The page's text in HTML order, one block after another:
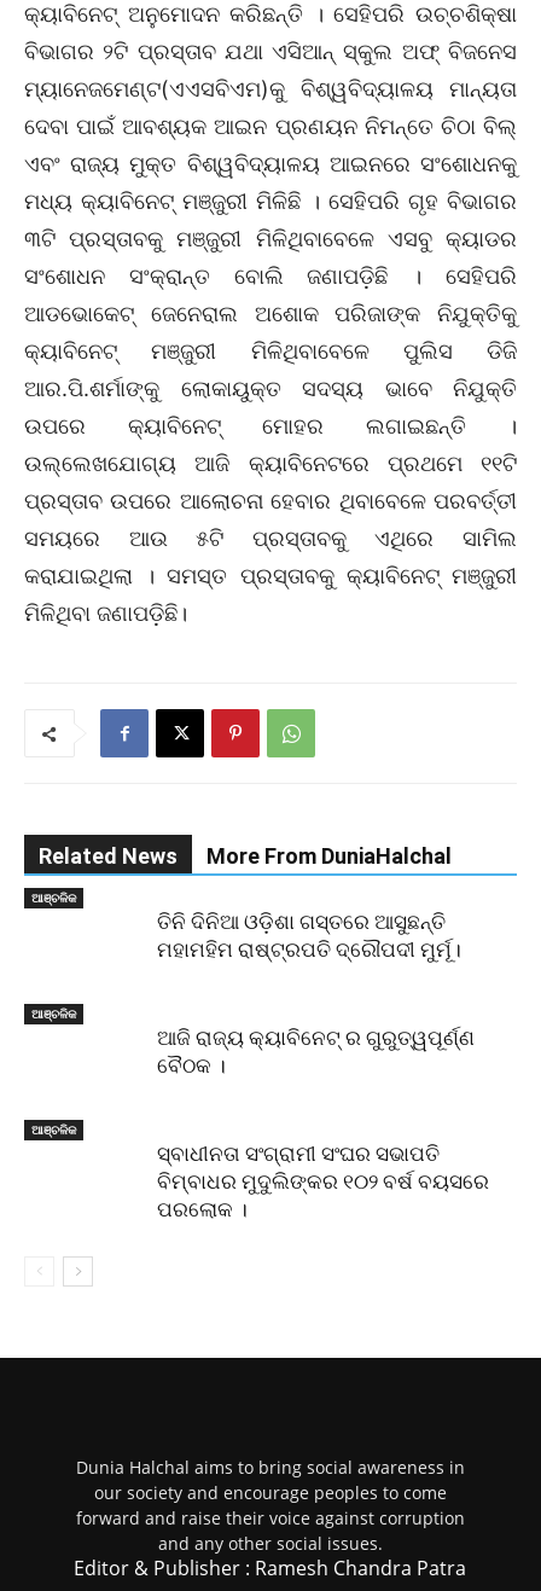
କ୍ୟାବିନେଟ୍ ଅନୁମୋଦନ କରିଛନ୍ତି । ସେହିପରି ଉଚ୍ଚଶିକ୍ଷା
ବିଭାଗର ୨ଟି ପ୍ରସ୍ତାବ ଯଥା ଏସିଆନ୍ ସ୍କୁଲ ଅଫ୍ ବିଜନେସ
ମ୍ୟାନେଜମେଣ୍ଟ(ଏଏସବିଏମ)କୁ ବିଶ୍ୱବିଦ୍ୟାଳୟ ମାନ୍ୟତା
ଦେବା ପାଇଁ ଆବଶ୍ୟକ ଆଇନ ପ୍ରଣୟନ ନିମନ୍ତେ ଚିଠା ବିଲ୍
ଏବଂ ରାଜ୍ୟ ମୁକ୍ତ ବିଶ୍ୱବିଦ୍ୟାଳୟ ଆଇନରେ ସଂଶୋଧନକୁ
ମଧ୍ୟ କ୍ୟାବିନେଟ୍ ମଞ୍ଜୁରୀ ମିଳିଛି । ସେହିପରି ଗୃହ ବିଭାଗର
୩ଟି ପ୍ରସ୍ତାବକୁ ମଞ୍ଜୁରୀ ମିଳିଥିବାବେଳେ ଏସବୁ କ୍ୟାଡର
ସଂଶୋଧନ ସଂକ୍ରାନ୍ତ ବୋଲି ଜଣାପଡ଼ିଛି । ସେହିପରି
ଆଡଭୋକେଟ୍ ଜେନେରାଲ ଅଶୋକ ପରିଜାଙ୍କ ନିଯୁକ୍ତିକୁ
କ୍ୟାବିନେଟ୍ ମଞ୍ଜୁରୀ ମିଳିଥିବାବେଳେ ପୁଲିସ ଡିଜି
ଆର.ପି.ଶର୍ମାଙ୍କୁ ଲୋକାୟୁକ୍ତ ସଦସ୍ୟ ଭାବେ ନିଯୁକ୍ତି
ଉପରେ କ୍ୟାବିନେଟ୍ ମୋହର ଲଗାଇଛନ୍ତି ।
ଉଲ୍ଲେଖଯୋଗ୍ୟ ଆଜି କ୍ୟାବିନେଟରେ ପ୍ରଥମେ ୧୧ଟି
ପ୍ରସ୍ତାବ ଉପରେ ଆଲୋଚନା ହେବାର ଥିବାବେଳେ ପରବର୍ତ୍ତୀ
ସମୟରେ ଆଉ ୫ଟି ପ୍ରସ୍ତାବକୁ ଏଥିରେ ସାମିଲ
କରାଯାଇଥିଲା । ସମସ୍ତ ପ୍ରସ୍ତାବକୁ କ୍ୟାବିନେଟ୍ ମଞ୍ଜୁରୀ
ମିଳିଥିବା ଜଣାପଡ଼ିଛି।
Related News More From DuniaHalchal
ଆଞ୍ଚଳିକ
ତିନି ଦିନିଆ ଓଡ଼ିଶା ଗସ୍ତରେ ଆସୁଛନ୍ତି
ମହାମହିମ ରାଷ୍ଟ୍ରପତି ଦ୍ରୌପଦୀ ମୁର୍ମୂ।
ଆଞ୍ଚଳିକ
ଆଜି ରାଜ୍ୟ କ୍ୟାବିନେଟ୍ ର ଗୁରୁତ୍ୱପୂର୍ଣ୍ଣ
ବୈଠକ ।
ଆଞ୍ଚଳିକ
ସ୍ବାଧୀନତା ସଂଗ୍ରାମୀ ସଂଘର ସଭାପତି
ବିମ୍ବାଧର ମୁଦୁଲିଙ୍କର ୧୦୨ ବର୍ଷ ବୟସରେ
ପରଲୋକ ।
Dunia Halchal aims to bring social awareness in
our society and encourage peoples to come
forward and raise their voice against corruption
and any other social issues.
Editor & Publisher : Ramesh Chandra Patra